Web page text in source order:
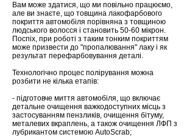
Вам може здатися, що ми повільно працюємо,
але ви знаєте, що товщина лакофарбового
покриття автомобіля порівняна з товщиною
людського волосся і становить 50-60 мікрон.
Поспіх, при роботі з таким тонким покриттям
може призвести до "пропалювання" лаку і як
результат перефарбовування деталі.
Технологічно процес полірування можна
розбити не кілька етапів:
- підготовче миття автомобіля, що включає
детальне очищення важкодоступних місць з
застосуванням пензликів, очищення бітуму,
металевих вкраплень, а також очищення ЛФП з
лубрикантом системою AutoScrab;